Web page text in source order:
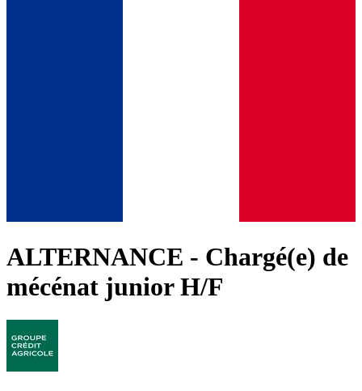
ALTERNANCE - Chargé(e) de
mécénat junior H/F